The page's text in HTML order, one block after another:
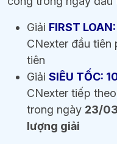
Giải FIRST
CNexter đầu tiên
tiên
Giải SIÊU TỐC:
CNexter tiếp
trong ngày 23/
lượng giải